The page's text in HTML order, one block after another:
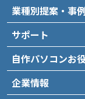
業種別提案・事例
サポート
自作パソコンお
企業情報